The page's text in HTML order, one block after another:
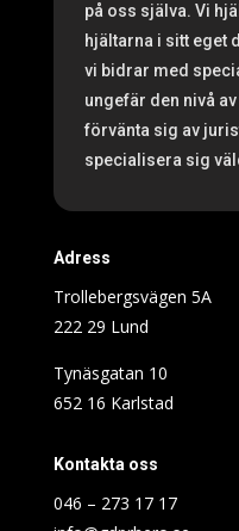
på oss själva. Vi
hjältarna i sitt eget
vi bidrar med
ungefär den nivå
förvänta sig av
specialisera sig
Adress
Trollebergsvägen 5A
222 29 Lund
Tynäsgatan 10
652 16 Karlstad
Kontakta oss
046 – 273 17 17